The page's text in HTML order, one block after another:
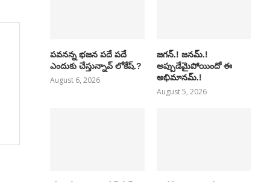
పవనన్న భజన పదే పదే
ఎందుకు చేస్తున్నావ్ లోకేష్.?
August 6, 2026
జగన్.! జనమ్.!
అప్పుడేమైపోయిందో ఈ
అభిమానమ్.!
August 5, 2026